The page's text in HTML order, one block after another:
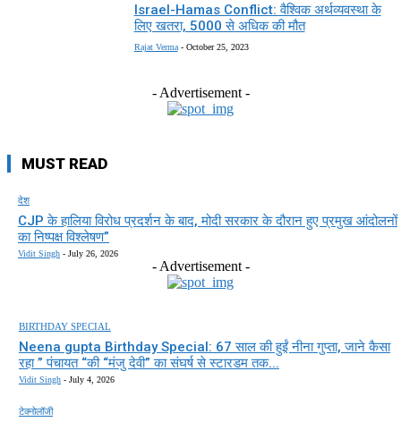
Israel-Hamas Conflict: वैश्विक अर्थव्यवस्था के
लिए खतरा, 5000 से अधिक की मौत
Rajat Verma - October 25, 2023
- Advertisement -
MUST READ
देश
CJP के हालिया विरोध प्रदर्शन के बाद, मोदी सरकार के दौरान हुए प्रमुख आंदोलनों
का निष्पक्ष विश्लेषण”
Vidit Singh - July 26, 2026
- Advertisement -
BIRTHDAY SPECIAL
Neena gupta Birthday Special: 67 साल की हुईं नीना गुप्ता, जाने कैसा
रहा ” पंचायत “की “मंजु देवी” का संघर्ष से स्टारडम तक...
Vidit Singh - July 4, 2026
टेक्नोलॉजी